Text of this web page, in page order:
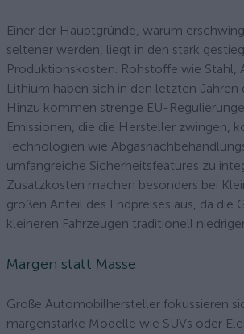
Einer der Hauptgründe, warum
seltener werden, liegt in den stark
Produktionskosten. Rohstoffe wie Stahl,
Lithium haben sich in den letzten Jahren
Hinzu kommen strenge EU-
Emissionen, die die Hersteller zwingen,
Technologien wie
umfangreiche Sicherheitsfeatures zu
Zusatzkosten machen besonders bei
großen Anteil des Endpreises aus, da die
kleineren Fahrzeugen traditionell
Margen statt Masse
Große Automobilhersteller fokussieren
margenstarke Modelle wie SUVs oder